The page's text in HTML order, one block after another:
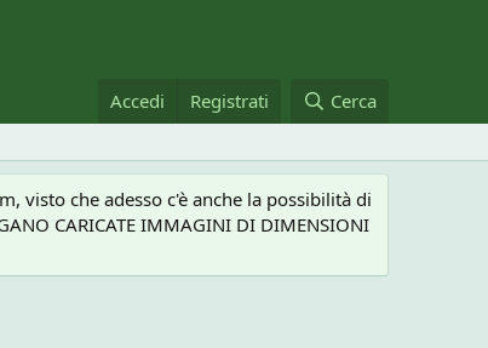
Accedi Registrati Cerca
visto che adesso c'è anche la possibilità di
CARICATE IMMAGINI DI DIMENSIONI